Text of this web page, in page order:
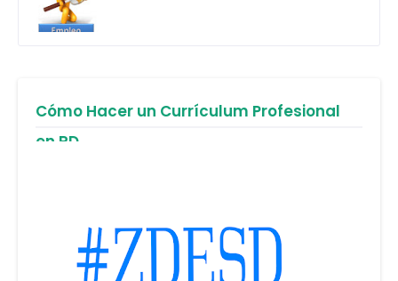
Cómo Hacer un Currículum Profesional
en RD